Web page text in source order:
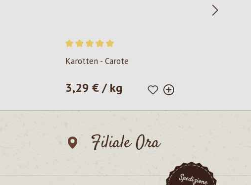
Valutazione media di 5 su 5 stelle
Karotten - Carote
Prezzo normale:
3,29 € / kg
Filiale Ora